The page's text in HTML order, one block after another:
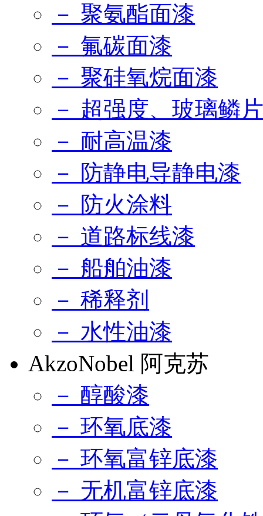
－ 聚氨酯面漆
－ 氟碳面漆
－ 聚硅氧烷面漆
－ 超强度、玻璃鳞
－ 耐高温漆
－ 防静电导静电漆
－ 防火涂料
－ 道路标线漆
－ 船舶油漆
－ 稀释剂
－ 水性油漆
AkzoNobel 阿克苏
－ 醇酸漆
－ 环氧底漆
－ 环氧富锌底漆
－ 无机富锌底漆